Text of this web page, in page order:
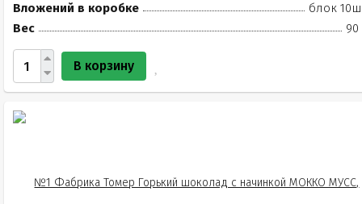
Вложений в коробке
блок
Вес
90
В корзину